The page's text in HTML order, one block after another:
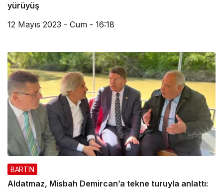
yürüyüş
12 Mayıs 2023 - Cum - 16:18
BARTIN
Aldatmaz, Misbah Demircan’a tekne turuyla anlattı: